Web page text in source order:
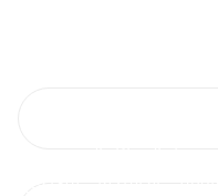
الرسائل التسويقية